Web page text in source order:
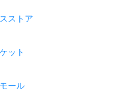
ストア
ット
ール